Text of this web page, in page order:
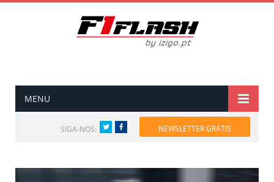
MENU
SIGA-NOS: TwitterFacebook NEWSLETTER GRÁTIS